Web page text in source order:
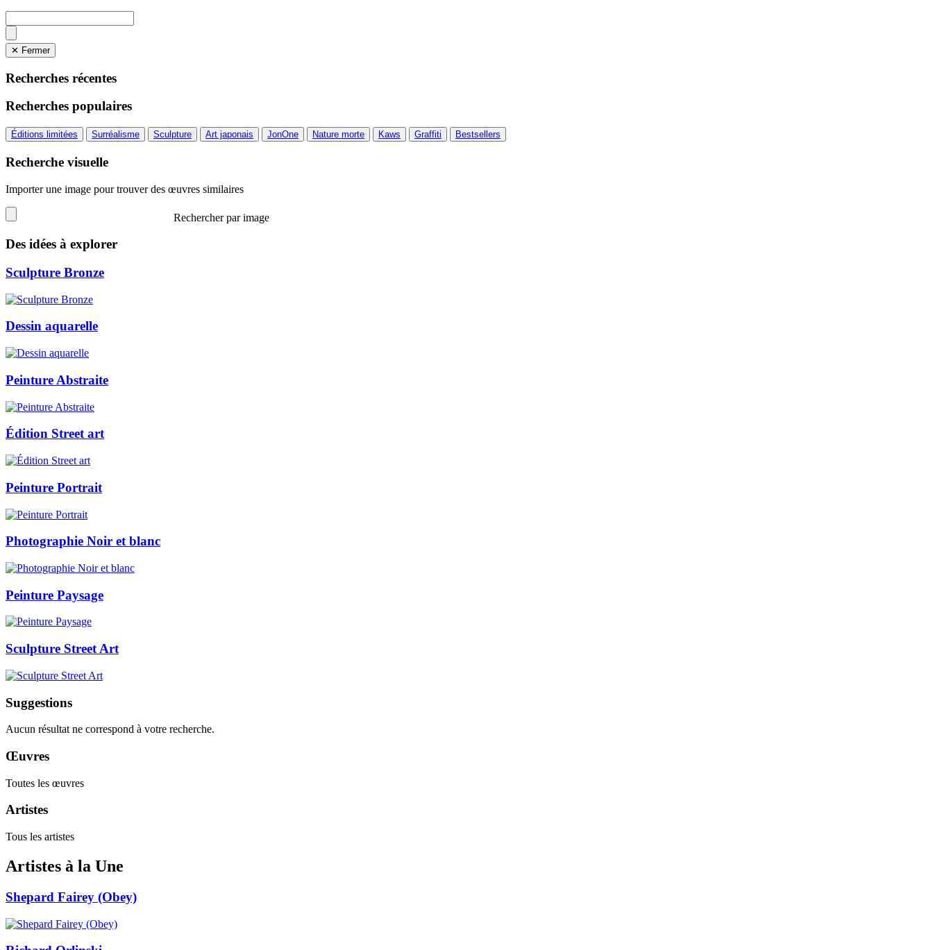
✕ Fermer
Recherches récentes
Recherches populaires
Éditions limitées Surréalisme Sculpture Art japonais JonOne Nature morte Kaws Graffiti Bestsellers
Recherche visuelle
Importer une image pour trouver des œuvres similaires
Rechercher par image
Des idées à explorer
Sculpture Bronze
Dessin aquarelle
Peinture Abstraite
Édition Street art
Peinture Portrait
Photographie Noir et blanc
Peinture Paysage
Sculpture Street Art
Suggestions
Aucun résultat ne correspond à votre recherche.
Œuvres
Toutes les œuvres
Artistes
Tous les artistes
Artistes à la Une
Shepard Fairey (Obey)